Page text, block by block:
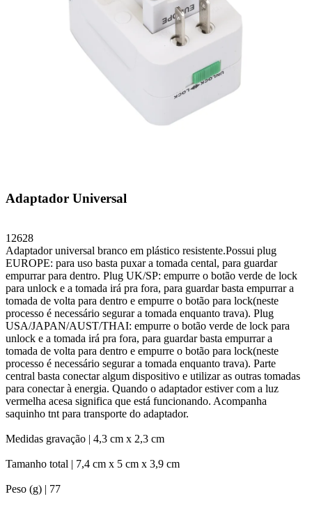
Adaptador Universal
12628
Adaptador universal branco em plástico resistente.Possui plug
EUROPE: para uso basta puxar a tomada cental, para guardar
empurrar para dentro. Plug UK/SP: empurre o botão verde de lock
para unlock e a tomada irá pra fora, para guardar basta empurrar a
tomada de volta para dentro e empurre o botão para lock(neste
processo é necessário segurar a tomada enquanto trava). Plug
USA/JAPAN/AUST/THAI: empurre o botão verde de lock para
unlock e a tomada irá pra fora, para guardar basta empurrar a
tomada de volta para dentro e empurre o botão para lock(neste
processo é necessário segurar a tomada enquanto trava). Parte
central basta conectar algum dispositivo e utilizar as outras tomadas
para conectar à energia. Quando o adaptador estiver com a luz
vermelha acesa significa que está funcionando. Acompanha
saquinho tnt para transporte do adaptador.
Medidas gravação | 4,3 cm x 2,3 cm
Tamanho total | 7,4 cm x 5 cm x 3,9 cm
Peso (g) | 77